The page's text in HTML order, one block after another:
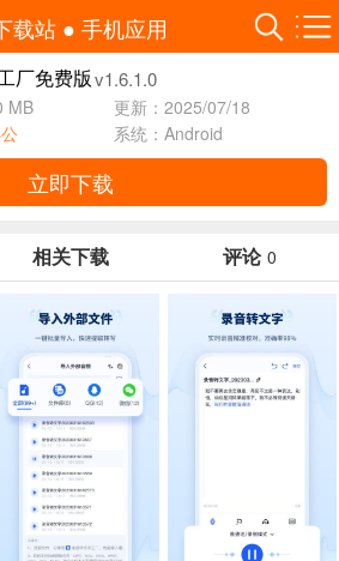
载站 ● 手机应用
厂免费版 v1.6.1.0
MB
更新：2025/07/18
系统：Android
立即下载
相关下载 评论 0